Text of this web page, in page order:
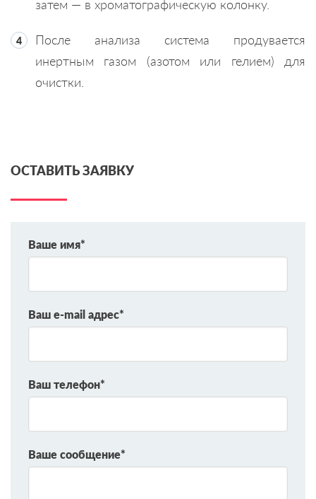
затем — в хроматографическую колонку.
После анализа система продувается
инертным газом (азотом или гелием) для
очистки.
ОСТАВИТЬ ЗАЯВКУ
Ваше имя*
Ваш e-mail адрес*
Ваш телефон*
Ваше сообщение*